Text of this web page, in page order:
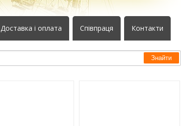
Доставка і оплата Співпраця Контакти
Знайти